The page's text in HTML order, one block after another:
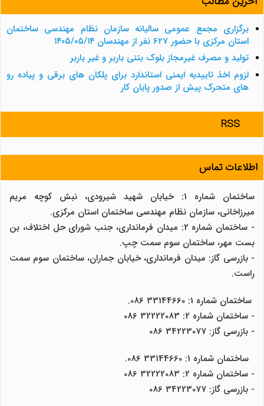
برگزاری مجمع عمومی سالیانه سازمان نظام مهندسی ساختمان
استان مرکزی با حضور ۶۲۷ نفر از مهندسان ۱۴۰۵/۰۵/۱۴
تولید و مصرف غیرمجاز بلوک بتنی باربر و غیر باربر
لزوم اخذ تاییدیه ایمنی استاندارد برای پلکان های برقی و پیاده رو
های متحرک پیش از صدور پایان کار
RSS
اطلاعات تماس
ساختمان شماره 1: خیابان شهید شیرودی، نبش کوچه مریم
میرزاخانی، سازمان نظام مهندسی ساختمان استان مرکزی.
- ساختمان شماره 2: میدان فرمانداری، جنب شورای حل اختلاف، بن
بست مهر، ساختمان سوم سمت چپ.
- بازرسی گاز: میدان فرمانداری، خیابان جماران، ساختمان سوم سمت
راست.
ساختمان شماره 1: 33144660 086.
- ساختمان شماره 2: 32222083 086
- بازرسی گاز: 34223077 086
ساختمان شماره 1: 33144660 086.
- ساختمان شماره 2: 32222083 086
- بازرسی گاز: 34223077 086